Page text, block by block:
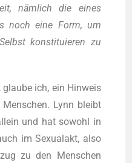
näm­lich die eines
noch eine Form, um
kon­sti­tu­ie­ren zu
glau­be ich, ein Hin­weis
Lynn bleibt
und hat sowohl in
im Sexu­al­akt, also
zu den Men­schen